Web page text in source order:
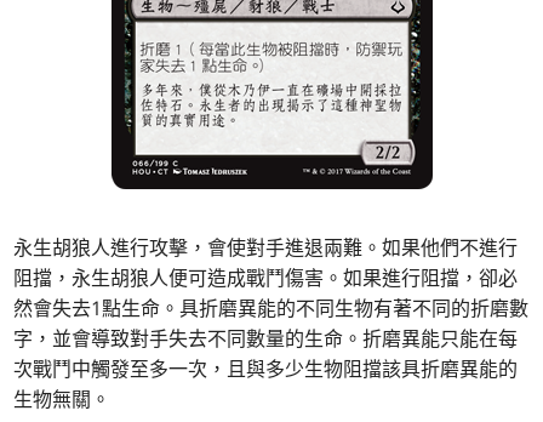
永生胡狼人進行攻擊，會使對手進退兩難。如果他們不進行
阻擋，永生胡狼人便可造成戰鬥傷害。如果進行阻擋，卻必
然會失去1點生命。具折磨異能的不同生物有著不同的折磨數
字，並會導致對手失去不同數量的生命。折磨異能只能在每
次戰鬥中觸發至多一次，且與多少生物阻擋該具折磨異能的
生物無關。